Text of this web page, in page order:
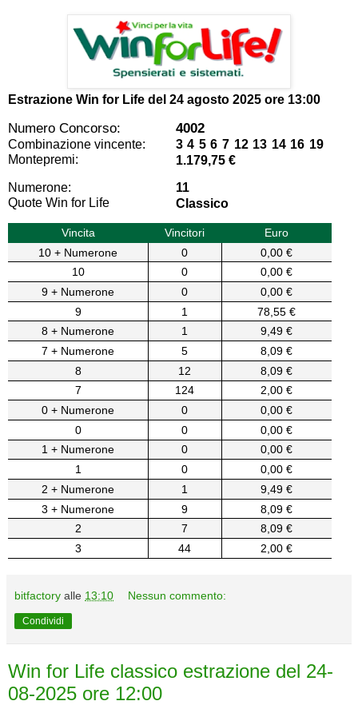
Estrazione Win for Life del 24 agosto 2025 ore 13:00
Numero Concorso: 4002
Combinazione vincente:
3 4 5 6 7 12 13 14 16 19
Montepremi:
1.179,75 €
Numerone:
11
Quote Win for Life
Classico
Vincita Vincitori
Euro
10 + Numerone
0
0,00 €
10
0
0,00 €
9 + Numerone
0
0,00 €
9
1
78,55 €
8 + Numerone
1
9,49 €
7 + Numerone
5
8,09 €
8
12
8,09 €
7
124
2,00 €
0 + Numerone
0
0,00 €
0
0
0,00 €
1 + Numerone
0
0,00 €
1
0
0,00 €
2 + Numerone
1
9,49 €
3 + Numerone
9
8,09 €
2
7
8,09 €
3
44 2,00 €
bitfactory alle 13:10 Nessun commento:
Condividi
Win for Life classico estrazione del 24-
08-2025 ore 12:00